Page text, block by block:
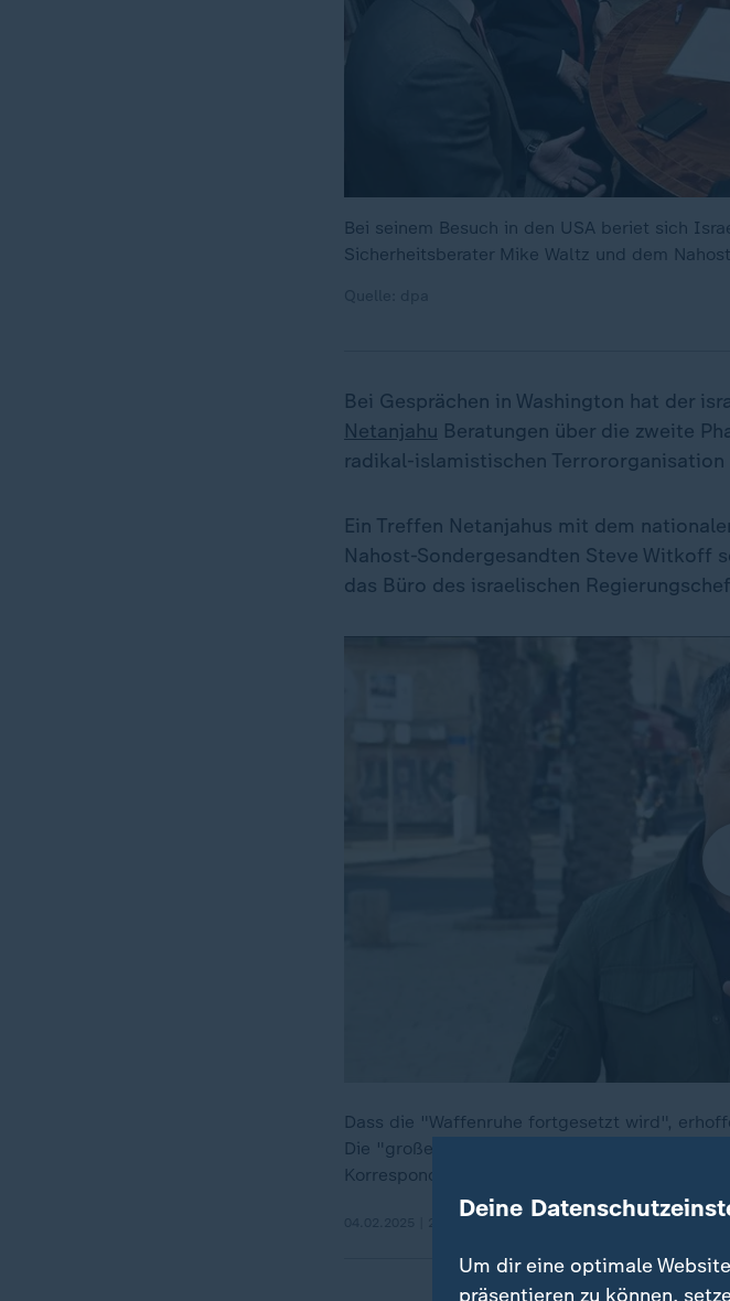
Bei seinem Besuch in den USA beriet sich
Sicherheitsberater Mike Waltz und dem
Bei Gesprächen in Washington hat der
Netanjahu Beratungen über die zweite
radikal-islamistischen Terrororganisation
Ein Treffen Netanjahus mit dem
Nahost-Sondergesandten Steve
das Büro des israelischen
Dass die "Waffenruhe fortgesetzt wird",
Die "große Sorge" sei eine "Sabotage" durch
Korrespondent Thomas Reichart.
Deine
Um dir eine optimale
präsentieren zu können,